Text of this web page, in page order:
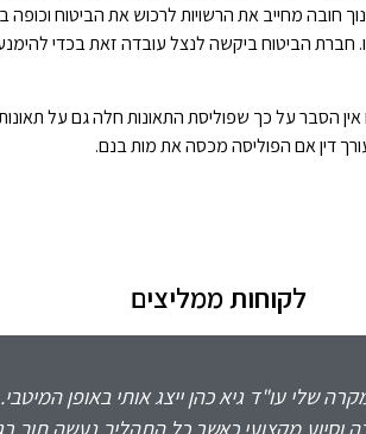
חובה מחייב את הרשויות לרכוש את הביטוח
חברת הביטוח ביקשה לנצל עובדה זאת בכדי
אין הסבר על כך שפוליסת התאונות חלה גם על
דין אם הפוליסה מכסה את מות בנם.
לקוחות ממליצים
שלי עו"ד גיא כהן ייצג אותי באופן
וסיוע מקצועי כאשר כל התהליך נעשה תוך